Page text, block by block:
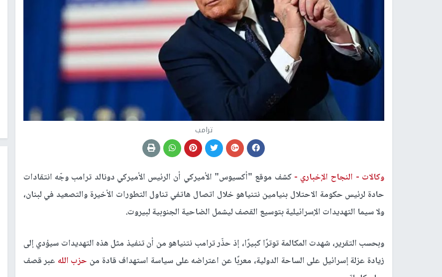
ترامب
وكالات - النجاح الإخباري -كشف موقع "أكسيوس" الأميركي أن الرئيس الأميركي دونالد ترامب وجّه انتقادات
حادة لرئيس حكومة الاحتلال بنيامين نتنياهو خلال اتصال هاتفي تناول التطورات الأخيرة والتصعيد في لبنان،
ولا سيما التهديدات الإسرائيلية بتوسيع القصف ليشمل الضاحية الجنوبية لبيروت.
وبحسب التقرير، شهدت المكالمة توترًا كبيرًا، إذ حذّر ترامب نتنياهو من أن تنفيذ مثل هذه التهديدات سيؤدي إلى
زيادة عزلة إسرائيل على الساحة الدولية، معربًا عن اعتراضه على سياسة استهداف قادة من حزب الله عبر قصف